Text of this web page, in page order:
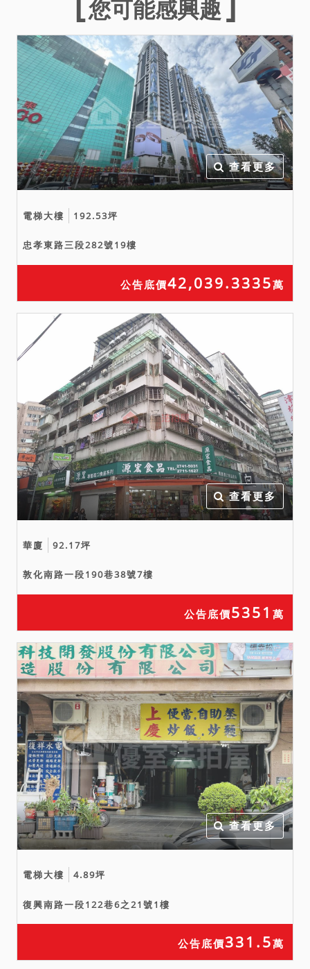
為每月50,000元；故本件拍
定後不點交。40地號及40-3
地號土地使用分區均為第三
種住宅區。
二、依臺北市政府都市發展
局112年3月2日北市都授建
字第1126095274號函覆，
40地號土地係73使字第
0918號使用執照(72建字第
0007號建造執照)之建築基
務所112年3月31日北市大地
登字第1127003980號函
上6554建號建物應依公寓大
廈管理條例第4條第2項規
定，一併移轉。
三、拍賣之7364及7367建
號建物為6554建號建物之增
建，因未辦理建築物所有權
第一次登記，拍定後無法逕
持不動產權利移轉證書辦理
所有權移轉登記；7364建號
建物依臺北市建築管理工程
處113年9月30日北市都建查
字第1136044431號函，為
垂直增建違章建築，依臺北
市違章建築處理規則第33條
得拍照存證辦理；7367建號
建物另依臺北市建築管理工
程處114年7月14日北市都建
查字第1146031964號函，
為水平增建違章建築，屬既
存違章建築，列入分類分期
處理。上開增建均有被拆除
之風險，請應買人注意。
四、本件拍賣標的經向主管
機關查詢有無海砂屋、輻射
屋、地震或火災受創及建物
內有非自然死亡等足以影響
交易之特殊情事，經臺北市
政府消防局112年3月28日北
市消調字第1123013173號
函覆，自95年迄今無受理旨
安分局112年4月6日北市警
函覆，未發現有非自然死亡
您可能感興趣
查看更多
電梯大樓 192.53坪
忠孝東路三段282號19樓
公告底價42,039.3335萬
查看更多
華廈 92.17坪
敦化南路一段190巷38號7樓
公告底價5351 萬
查看更多
電梯大樓 4.89坪
復興南路一段122巷6之21號1樓
公告底價331.5萬